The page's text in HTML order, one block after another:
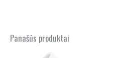
Panašūs produktai